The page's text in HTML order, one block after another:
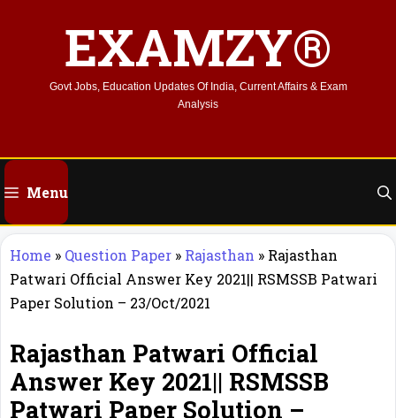
EXAMZY®
Govt Jobs, Education Updates Of India, Current Affairs & Exam
Analysis
Menu
Home » Question Paper » Rajasthan » Rajasthan
Patwari Official Answer Key 2021|| RSMSSB Patwari
Paper Solution – 23/Oct/2021
Rajasthan Patwari Official
Answer Key 2021|| RSMSSB
Patwari Paper Solution –